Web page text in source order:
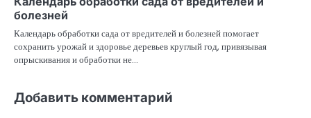
болезней
Календарь обработки сада от вредителей и болезней помогает
сохранить урожай и здоровье деревьев круглый год, привязывая
опрыскивания и обработки не…
Добавить комментарий